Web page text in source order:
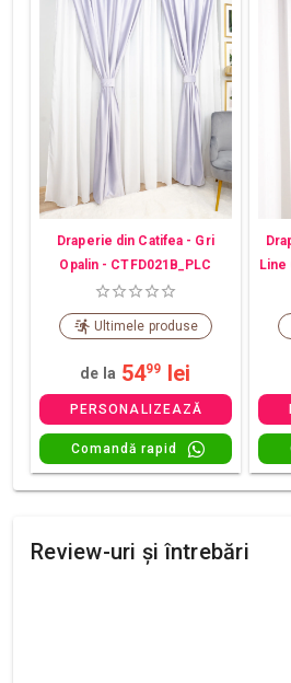
Draperie din Catifea - Gri
Opalin - CTFD021B_PLC
Ultimele produse
de la 5499 lei
PERSONALIZEAZĂ
Comandă rapid
Line
Review-uri și întrebări